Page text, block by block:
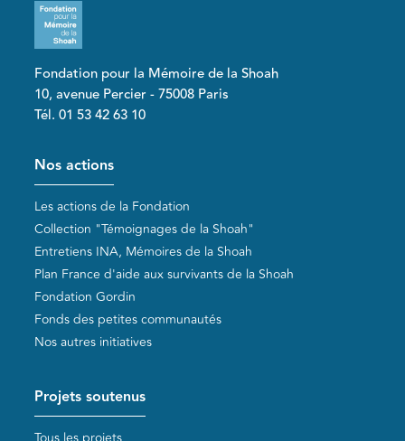
Fondation pour la Mémoire de la Shoah
10, avenue Percier - 75008 Paris
Tél. 01 53 42 63 10
Pied de page
Nos actions
Les actions de la Fondation
Collection "Témoignages de la Shoah"
Entretiens INA, Mémoires de la Shoah
Plan France d'aide aux survivants de la Shoah
Fondation Gordin
Fonds des petites communautés
Nos autres initiatives
Projets soutenus